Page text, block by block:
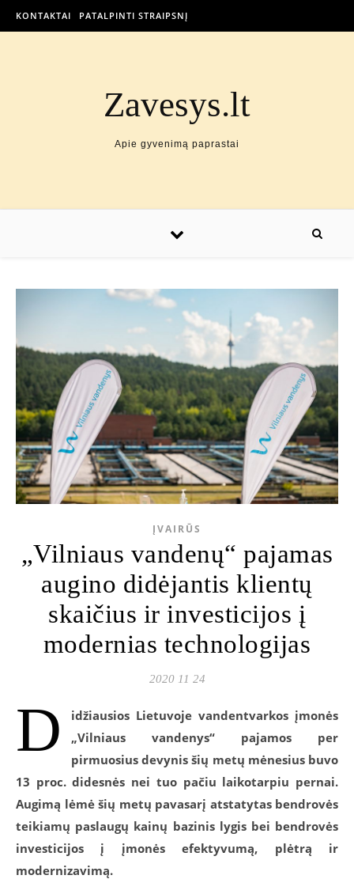
KONTAKTAI PATALPINTI STRAIPSNĮ
Zavesys.lt
Apie gyvenimą paprastai
ĮVAIRŪS
„Vilniaus vandenų“ pajamas
augino didėjantis klientų
skaičius ir investicijos į
modernias technologijas
2020 11 24
D
idžiausios Lietuvoje vandentvarkos įmonės
„Vilniaus vandenys“ pajamos per
pirmuosius devynis šių metų mėnesius buvo
13 proc. didesnės nei tuo pačiu laikotarpiu pernai.
Augimą lėmė šių metų pavasarį atstatytas bendrovės
teikiamų paslaugų kainų bazinis lygis bei bendrovės
investicijos į įmonės efektyvumą, plėtrą ir
modernizavimą.